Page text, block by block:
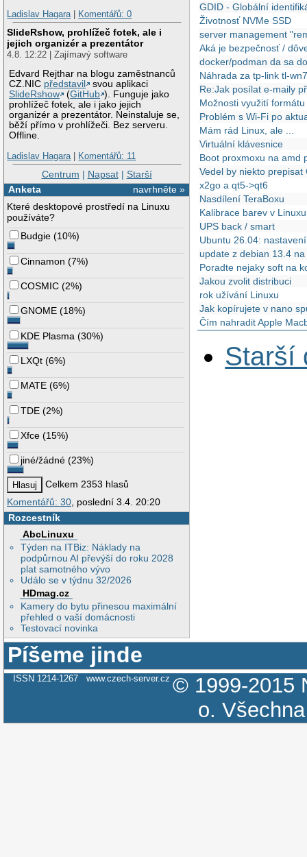
Ladislav Hagara| Komentářů: 0
SlideRshow, prohlížeč fotek, ale i
jejich organizér a prezentátor
4.8. 12:22 | Zajímavý software
Edvard Rejthar na blogu zaměstnanců
CZ.NIC představil
svou aplikaci
SlideRshow
(GitHub ). Funguje jako
prohlížeč fotek, ale i jako jejich
organizér a prezentátor. Neinstaluje se,
běží přímo v prohlížeči. Bez serveru.
Offline.
Ladislav Hagara| Komentářů: 11
Centrum | Napsat| Starší
navrhněte »
Anketa
Které desktopové prostředí na Linuxu
používáte?
Budgie (10%)
Cinnamon (7%)
COSMIC (2%)
GNOME (18%)
KDE Plasma (30%)
LXQt (6%)
MATE (6%)
TDE (2%)
Xfce (15%)
jiné/žádné (23%)
Celkem 2353 hlasů
Komentářů: 30 , poslední 3.4. 20:20
Rozcestník
AbcLinuxu
Týden na ITBiz: Náklady na
podpůrnou AI převýší do roku 2028
plat samotného vývo
Událo se v týdnu 32/2026
HDmag.cz
Kamery do bytu přinesou maximální
přehled o vaší domácnosti
Testovací novinka
GDID - Globální
Životnosť NVMe SSD
server management
Aká je bezpečnosť /
docker/podman da sa
Náhrada za tp-link tl-
Re:Jak posílat e-maily
Možnosti využití formátu
Problém s Wi-Fi po
Mám rád Linux, ale ...
Virtuální klávesnice
Boot proxmoxu na amd
Vedel by niekto
x2go a qt5->qt6
Nasdílení TeraBoxu
Kalibrace barev v
UPS back / smart
Ubuntu 26.04:
update z debian 13.4
Poradte nejaky soft na
Jakou zvolit distribuci
rok užívání Linuxu
Jak kopírujete v nano
Čím nahradit Apple
Starší
Píšeme jinde
ISSN 1214-1267 www.czech-server.cz © 1999-2015
o.